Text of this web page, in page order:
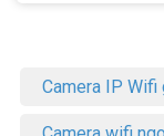
Camera IP Wifi